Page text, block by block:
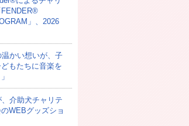
FENDER®︎
」、2026
かい想いが、子
もたちに音楽を
介助犬チャリテ
WEBグッズショ